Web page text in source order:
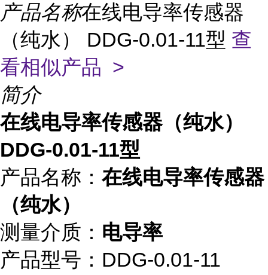
产品名称在线电导率传感器
（纯水） DDG-0.01-11型 查
看相似产品 >
简介
在线电导率传感器（纯水）
DDG-0.01-11型
产品名称： 在线电导率传感器
（纯水）
测量介质： 电导率
产品型号：DDG-0.01-11